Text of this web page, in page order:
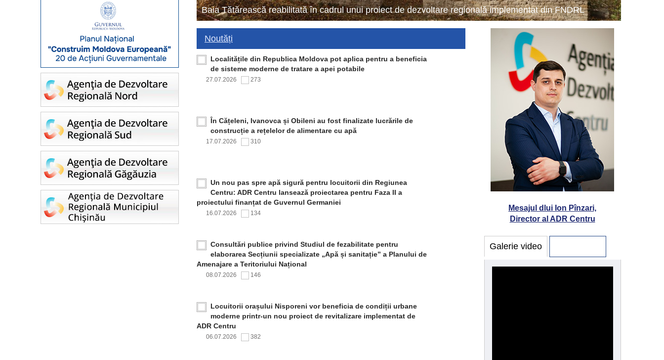
Baia Tătărească reabilitată în cadrul unui proiect de dezvoltare regională implementat din FNDRL
Noutăți
Localitățile din Republica Moldova pot aplica pentru a beneficia
de sisteme moderne de tratare a apei potabile
27.07.2026 273
În Cățeleni, Ivanovca și Obileni au fost finalizate lucrările de
construcție a rețelelor de alimentare cu apă
17.07.2026 310
Un nou pas spre apă sigură pentru locuitorii din Regiunea
Centru: ADR Centru lansează proiectarea pentru Faza II a
proiectului finanțat de Guvernul Germaniei
16.07.2026 134
Consultări publice privind Studiul de fezabilitate pentru
elaborarea Secțiunii specializate „Apă și sanitație” a Planului de
Amenajare a Teritoriului Național
08.07.2026 146
Locuitorii orașului Nisporeni vor beneficia de condiții urbane
moderne printr-un nou proiect de revitalizare implementat de
ADR Centru
06.07.2026 382
Mesajul dlui Ion Pînzari,
Director al ADR Centru
Galerie video